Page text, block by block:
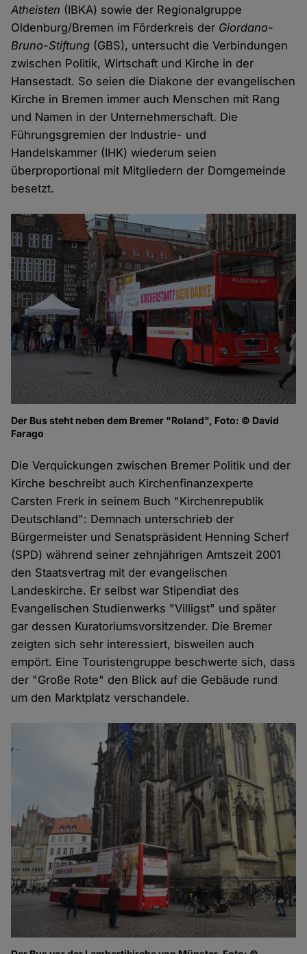
Atheisten (IBKA) sowie der Regionalgruppe
Oldenburg/Bremen im Förderkreis der Giordano-
Bruno-Stiftung (GBS), untersucht die Verbindungen
zwischen Politik, Wirtschaft und Kirche in der
Hansestadt. So seien die Diakone der evangelischen
Kirche in Bremen immer auch Menschen mit Rang
und Namen in der Unternehmerschaft. Die
Führungsgremien der Industrie- und
Handelskammer (IHK) wiederum seien
überproportional mit Mitgliedern der Domgemeinde
besetzt.
Der Bus steht neben dem Bremer "Roland", Foto: © David
Farago
Die Verquickungen zwischen Bremer Politik und der
Kirche beschreibt auch Kirchenfinanzexperte
Carsten Frerk in seinem Buch "Kirchenrepublik
Deutschland": Demnach unterschrieb der
Bürgermeister und Senatspräsident Henning Scherf
(SPD) während seiner zehnjährigen Amtszeit 2001
den Staatsvertrag mit der evangelischen
Landeskirche. Er selbst war Stipendiat des
Evangelischen Studienwerks "Villigst" und später
gar dessen Kuratoriumsvorsitzender. Die Bremer
zeigten sich sehr interessiert, bisweilen auch
empört. Eine Touristengruppe beschwerte sich, dass
der "Große Rote" den Blick auf die Gebäude rund
um den Marktplatz verschandele.